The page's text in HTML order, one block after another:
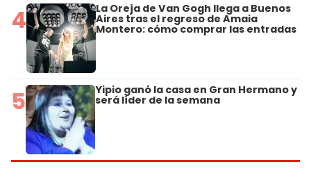
4 La Oreja de Van Gogh llega a Buenos
Aires tras el regreso de Amaia
Montero: cómo comprar las entradas
5 Yipio ganó la casa en Gran Hermano y
será líder de la semana